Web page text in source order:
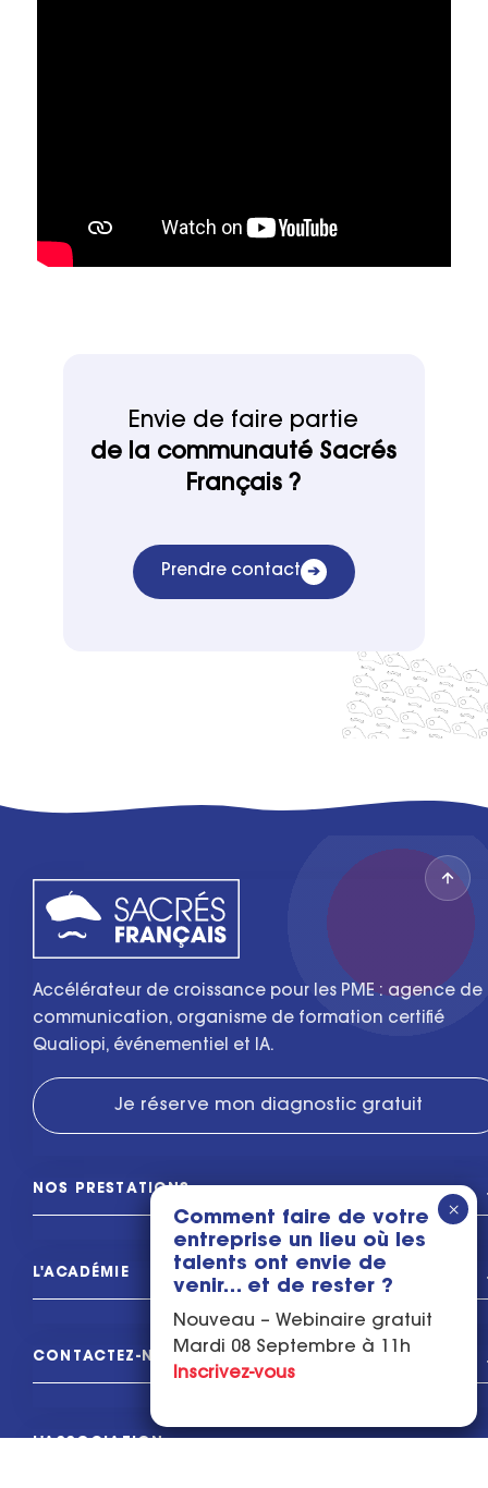
Envie de faire partie
de la communauté Sacrés
Français ?
Prendre contact ➔
Accélérateur de croissance pour les PME : agence de
communication, organisme de formation certifié
Qualiopi, événementiel et IA.
Je réserve mon diagnostic gratuit
NOS PRESTATIONS
L'ACADÉMIE
CONTACTEZ-NOUS
L'ASSOCIATION
Comment faire de votre
entreprise un lieu où les
talents ont envie de
venir… et de rester ?
Nouveau – Webinaire gratuit
Mardi 08 Septembre à 11h
Inscrivez-vous